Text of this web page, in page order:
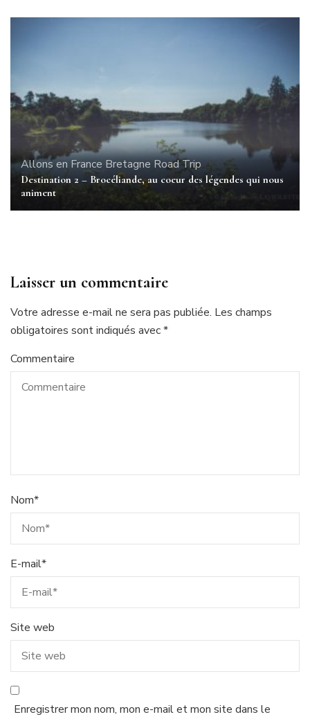
Allons en France Bretagne Road Trip
Destination 2 – Brocéliande, au coeur des légendes qui nous
animent
Laisser un commentaire
Votre adresse e-mail ne sera pas publiée. Les champs
obligatoires sont indiqués avec*
Commentaire
Nom*
E-mail*
Site web
Enregistrer mon nom, mon e-mail et mon site dans le